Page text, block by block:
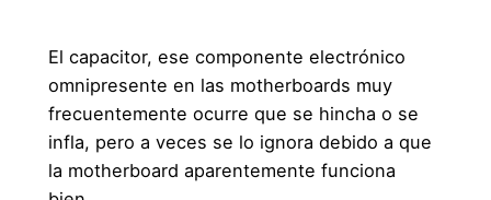
El capacitor, ese componente electrónico
omnipresente en las motherboards muy
frecuentemente ocurre que se hincha o se
infla, pero a veces se lo ignora debido a que
la motherboard aparentemente funciona